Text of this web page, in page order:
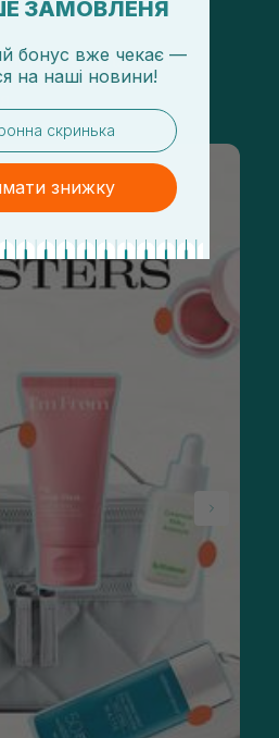
в Instagram
ЗАМОВЛЕНЯ
бонус вже чекає —
на наші новини!
знижку